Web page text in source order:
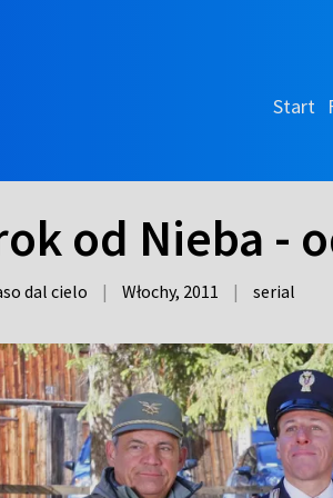
Start
od Nieba -
dal cielo | Włochy, 2011 | serial